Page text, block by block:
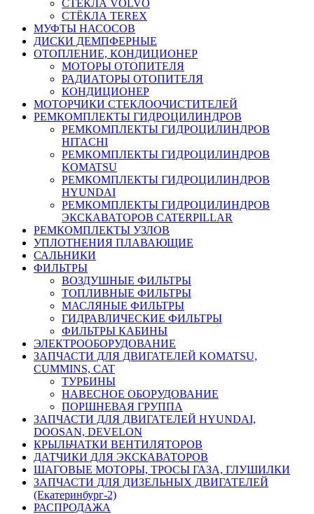
СТЁКЛА VOLVO
СТЁКЛА TEREX
МУФТЫ НАСОСОВ
ДИСКИ ДЕМПФЕРНЫЕ
ОТОПЛЕНИЕ, КОНДИЦИОНЕР
МОТОРЫ ОТОПИТЕЛЯ
РАДИАТОРЫ ОТОПИТЕЛЯ
КОНДИЦИОНЕР
МОТОРЧИКИ СТЕКЛООЧИСТИТЕЛЕЙ
РЕМКОМПЛЕКТЫ ГИДРОЦИЛИНДРОВ
РЕМКОМПЛЕКТЫ ГИДРОЦИЛИНДРОВ
HITACHI
РЕМКОМПЛЕКТЫ ГИДРОЦИЛИНДРОВ
KOMATSU
РЕМКОМПЛЕКТЫ ГИДРОЦИЛИНДРОВ
HYUNDAI
РЕМКОМПЛЕКТЫ ГИДРОЦИЛИНДРОВ
ЭКСКАВАТОРОВ CATERPILLAR
РЕМКОМПЛЕКТЫ УЗЛОВ
УПЛОТНЕНИЯ ПЛАВАЮЩИЕ
САЛЬНИКИ
ФИЛЬТРЫ
ВОЗДУШНЫЕ ФИЛЬТРЫ
ТОПЛИВНЫЕ ФИЛЬТРЫ
МАСЛЯНЫЕ ФИЛЬТРЫ
ГИДРАВЛИЧЕСКИЕ ФИЛЬТРЫ
ФИЛЬТРЫ КАБИНЫ
ЭЛЕКТРООБОРУДОВАНИЕ
ЗАПЧАСТИ ДЛЯ ДВИГАТЕЛЕЙ KOMATSU,
CUMMINS, CAT
ТУРБИНЫ
НАВЕСНОЕ ОБОРУДОВАНИЕ
ПОРШНЕВАЯ ГРУППА
ЗАПЧАСТИ ДЛЯ ДВИГАТЕЛЕЙ HYUNDAI,
DOOSAN, DEVELON
КРЫЛЬЧАТКИ ВЕНТИЛЯТОРОВ
ДАТЧИКИ ДЛЯ ЭКСКАВАТОРОВ
ШАГОВЫЕ МОТОРЫ, ТРОСЫ ГАЗА, ГЛУШИЛКИ
ЗАПЧАСТИ ДЛЯ ДИЗЕЛЬНЫХ ДВИГАТЕЛЕЙ
(Екатеринбург-2)
РАСПРОДАЖА